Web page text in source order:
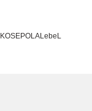
KOSEPOLALebeL